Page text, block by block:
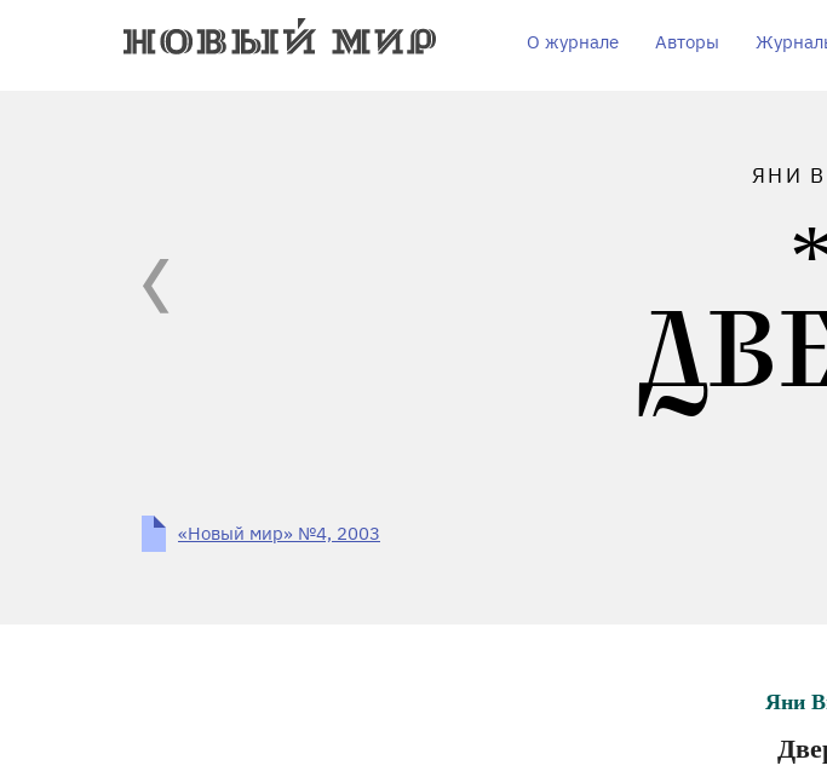
О журнале Авторы
ЯНИ
«Новый мир» №4, 2003
Яни